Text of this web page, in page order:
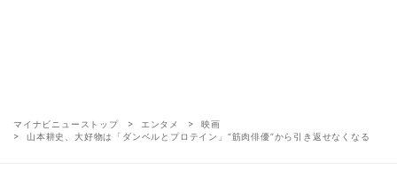
マイナビニューストップ エンタメ
映画
山本耕史、大好物は「ダンベルとプロテイン」“筋肉俳優”から引き返せなくなる